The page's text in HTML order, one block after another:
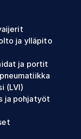
ja ylläpito
ja portit
(LVI)
ja pohjatyöt